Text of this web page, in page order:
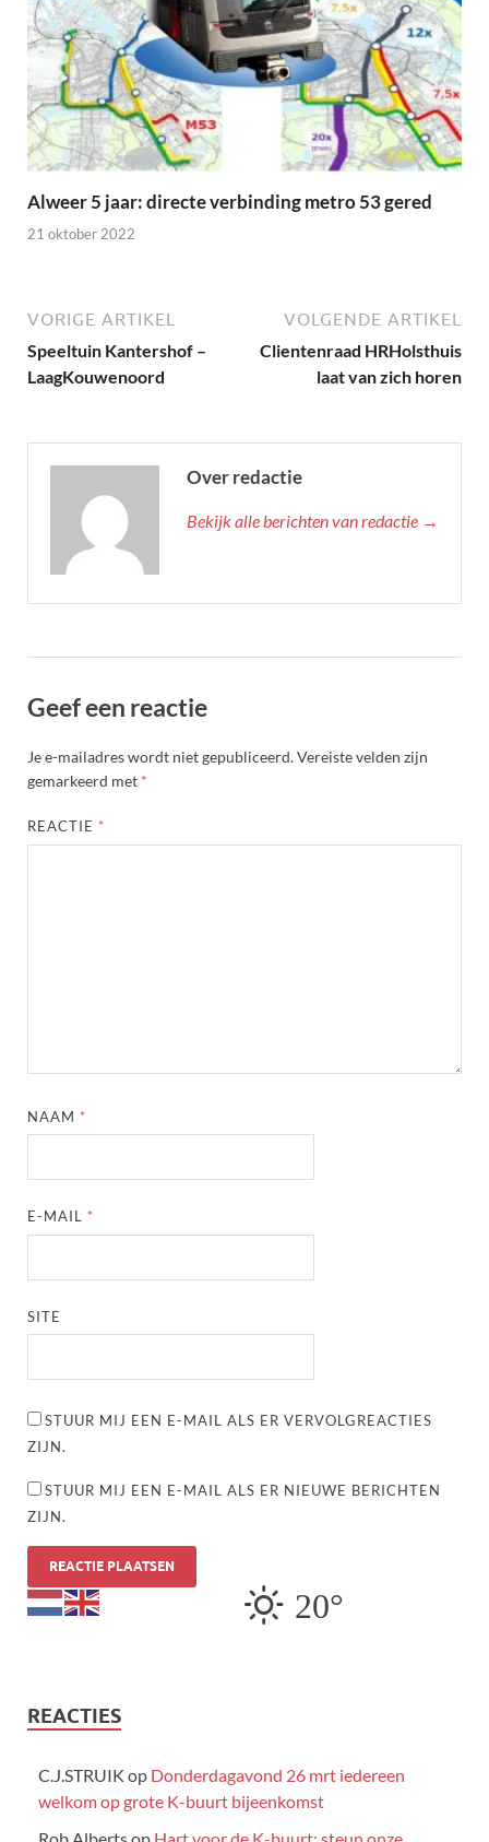
Alweer 5 jaar: directe verbinding metro 53 gered
21 oktober 2022
VORIGE ARTIKEL
Speeltuin Kantershof –
LaagKouwenoord
VOLGENDE ARTIKEL
Clientenraad HRHolsthuis
laat van zich horen
Over redactie
Bekijk alle berichten van redactie →
Geef een reactie
Je e-mailadres wordt niet gepubliceerd.Vereiste velden zijn
gemarkeerd met *
REACTIE *
NAAM *
E-MAIL *
SITE
STUUR MIJ EEN E-MAIL ALS ER VERVOLGREACTIES
ZIJN.
STUUR MIJ EEN E-MAIL ALS ER NIEUWE BERICHTEN
ZIJN.
20°
REACTIES
C.J.STRUIK op Donderdagavond 26 mrt iedereen
welkom op grote K-buurt bijeenkomst